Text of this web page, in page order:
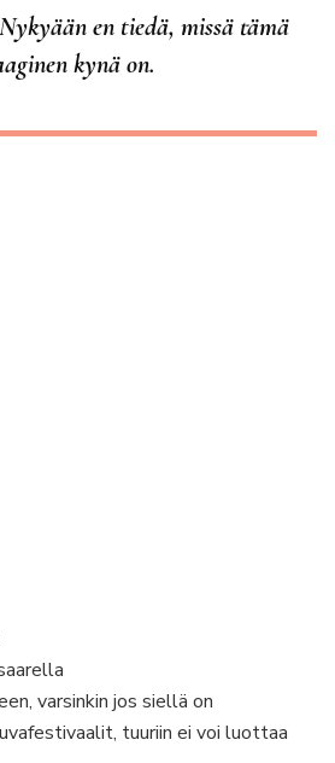
en tiedä, missä tämä
kynä on.
varsinkin jos siellä on
tuuriin ei voi luottaa